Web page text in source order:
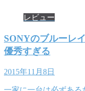
レビュー
SONYのブルーレ
優秀すぎる
2015年11月8日